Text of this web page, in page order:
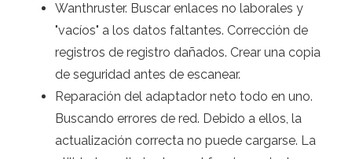
Wanthruster. Buscar enlaces no laborales y
"vacíos" a los datos faltantes. Corrección de
registros de registro dañados. Crear una copia
de seguridad antes de escanear.
Reparación del adaptador neto todo en uno.
Buscando errores de red. Debido a ellos, la
actualización correcta no puede cargarse. La